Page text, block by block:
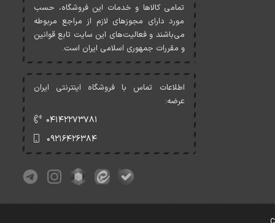
تمامی کالاها و خدمات اين فروشگاه، حسب
مورد دارای مجوزهای لازم از مراجع مربوطه
می‌باشند و فعاليت‌های اين سايت تابع قوانين
و مقررات جمهوری اسلامی ايران است.
اطلاعات تماس با فروشگاه اینترنتی ایران
عرضه:
۰۴۱۴۲۲۷۳۷۸۱
۰۹۲۱۶۴۲۶۳۸۴